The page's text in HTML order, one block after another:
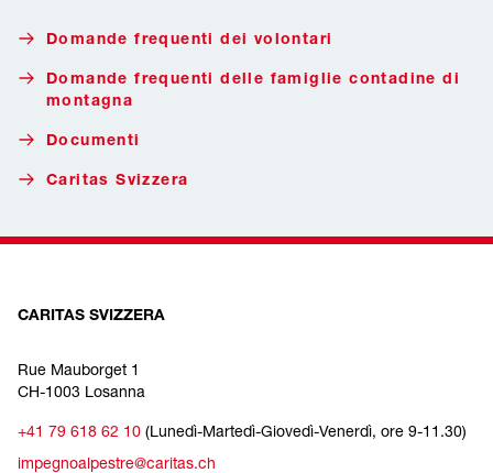
Domande frequenti dei volontari
Domande frequenti delle famiglie contadine di
montagna
Documenti
Caritas Svizzera
CARITAS SVIZZERA
Rue Mauborget 1
CH-1003 Losanna
+41 79 618 62 10 (Lunedì-Martedì-Giovedì-Venerdì, ore 9-11.30)
impegnoalpestre@caritas.ch